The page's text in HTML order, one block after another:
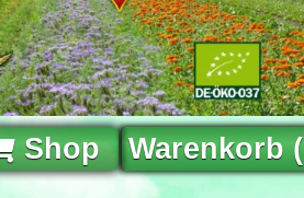
Shop Warenkorb